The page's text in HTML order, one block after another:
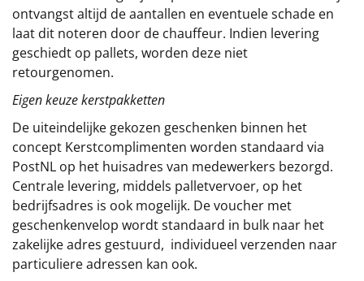
ontvangst altijd de aantallen en eventuele schade en
laat dit noteren door de chauffeur. Indien levering
geschiedt op pallets, worden deze niet
retourgenomen.
Eigen keuze kerstpakketten
De uiteindelijke gekozen geschenken binnen het
concept Kerstcomplimenten worden standaard via
PostNL op het huisadres van medewerkers bezorgd.
Centrale levering, middels palletvervoer, op het
bedrijfsadres is ook mogelijk. De voucher met
geschenkenvelop wordt standaard in bulk naar het
zakelijke adres gestuurd, individueel verzenden naar
particuliere adressen kan ook.